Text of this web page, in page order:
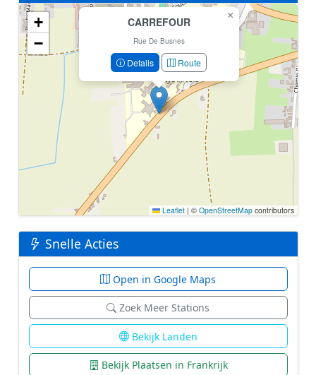
Geen locatiegegevens beschikbaar voor dit station.
Dit station heeft geen GPS coördinaten in de database.
CARREFOUR
Rue De Busnes
Details Route
×
+
−
Leaflet | © OpenStreetMapcontributors
Snelle Acties
Open in Google Maps
Zoek Meer Stations
Bekijk Landen
Bekijk Plaatsen in Frankrijk